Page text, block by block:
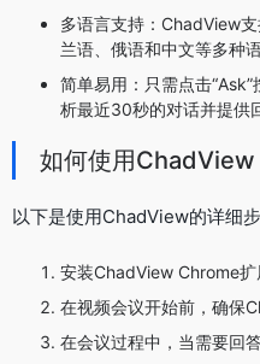
多语言支持：ChadView
兰语、俄语和中文等多种语
简单易用：只需点击
析最近30秒的对话并提供
如何使用ChadView
以下是使用ChadView的详细步
安装ChadView Chrome扩
在视频会议开始前，确保
在会议过程中，当需要回